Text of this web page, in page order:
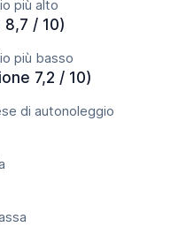
più alto
/ 10)
più basso
7,2 / 10)
di autonoleggio